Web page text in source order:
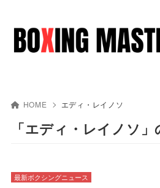
HOME エディ・レイノソ
「エディ・レイノソ
最新ボクシングニュース